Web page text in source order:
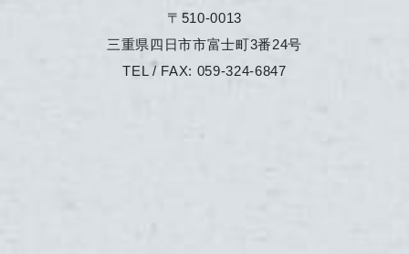
〒510-0013
三重県四日市市富士町3番24号
TEL / FAX: 059-324-6847